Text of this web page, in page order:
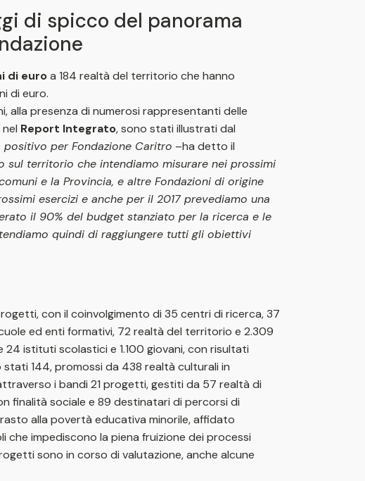
di spicco del panorama
di euroa 184 realtà del territorio che hanno
di euro.
alla presenza di numerosi rappresentanti delle
nel Report Integrato, sono stati illustrati dal
positivo per Fondazione Caritro –ha detto il
territorio che intendiamo misurare nei prossimi
e la Provincia, e altre Fondazioni di origine
esercizi e anche per il 2017 prevediamo una
il 90% del budget stanziato per la ricerca e le
quindi di raggiungere tutti gli obiettivi
con il coinvolgimento di 35 centri di ricerca, 37
ed enti formativi, 72 realtà del territorio e 2.309
istituti scolastici e 1.100 giovani, con risultati
144, promossi da 438 realtà culturali in
i bandi 21 progetti, gestiti da 57 realtà di
finalità sociale e 89 destinatari di percorsi di
alla povertà educativa minorile, affidato
che impediscono la piena fruizione dei processi
sono in corso di valutazione, anche alcune